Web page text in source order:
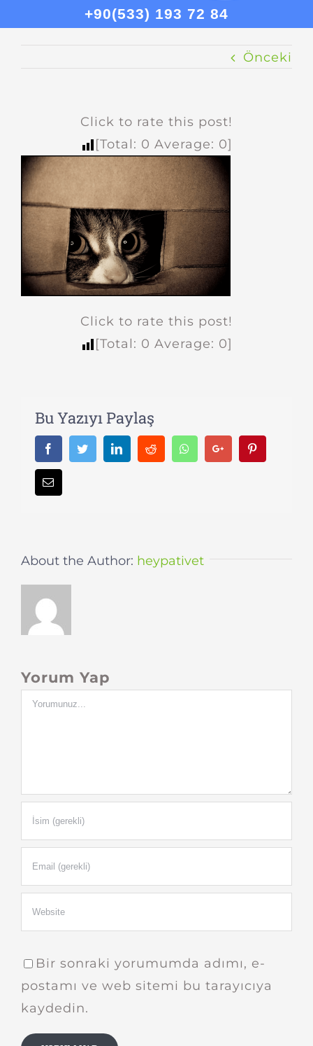
Önceki
Click to rate this post!
[Total: 0 Average: 0]
Click to rate this post!
[Total: 0 Average: 0]
Bu Yazıyı Paylaş
FacebookTwitter LinkedInReddit WhatsappGoogle+
About the Author: heypativet
Yorum Yap
Yorum
Bir sonraki yorumumda adımı, e-
postamı ve web sitemi bu tarayıcıya
kaydedin.
+90(533) 193 72 84